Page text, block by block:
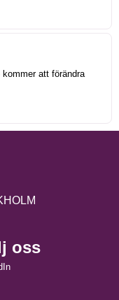
att förändra
oss